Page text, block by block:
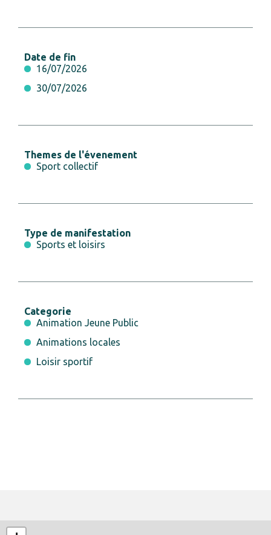
Date de fin
16/07/2026
30/07/2026
Themes de l'évenement
Sport collectif
Type de manifestation
Sports et loisirs
Categorie
Animation Jeune Public
Animations locales
Loisir sportif